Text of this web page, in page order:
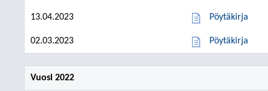
13.04.2023 Pöytäkirja
02.03.2023 Pöytäkirja
Vuosi 2022